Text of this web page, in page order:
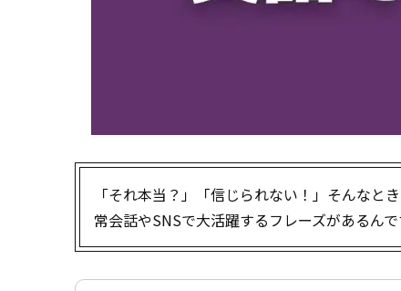
「それ本当？」「信じられない！」――そんな
常会話やSNSで大活躍するフレーズがあるんで